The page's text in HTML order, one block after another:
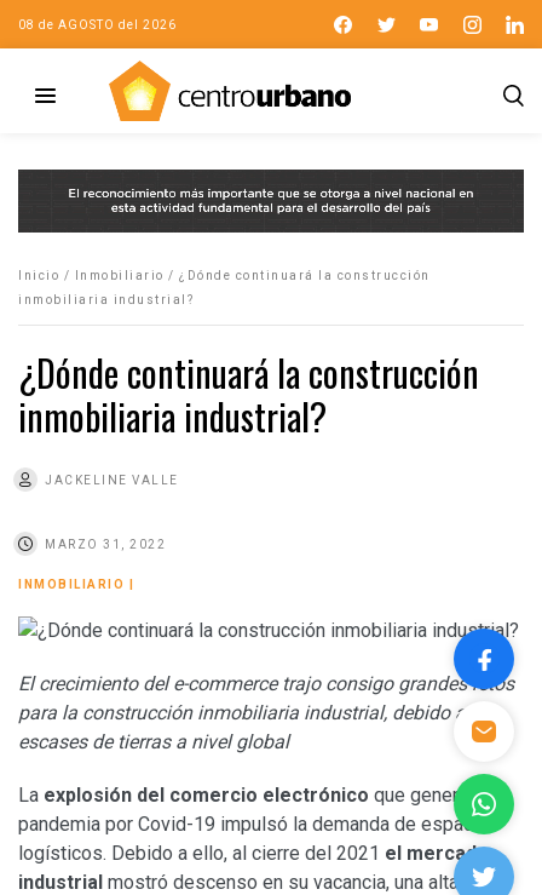
08 de AGOSTO del 2026
Inicio / Inmobiliario / ¿Dónde continuará la construcción
inmobiliaria industrial?
¿Dónde continuará la construcción
inmobiliaria industrial?
JACKELINE VALLE
MARZO 31, 2022
INMOBILIARIO
El crecimiento del e-commerce trajo consigo grandes retos
para la construcción inmobiliaria industrial, debido a la
escases de tierras a nivel global
La explosión del comercio electrónico que generó la
pandemia por Covid-19 impulsó la demanda de espacios
logísticos. Debido a ello, al cierre del 2021 el mercado
industrial mostró descenso en su vacancia, una alta tasa